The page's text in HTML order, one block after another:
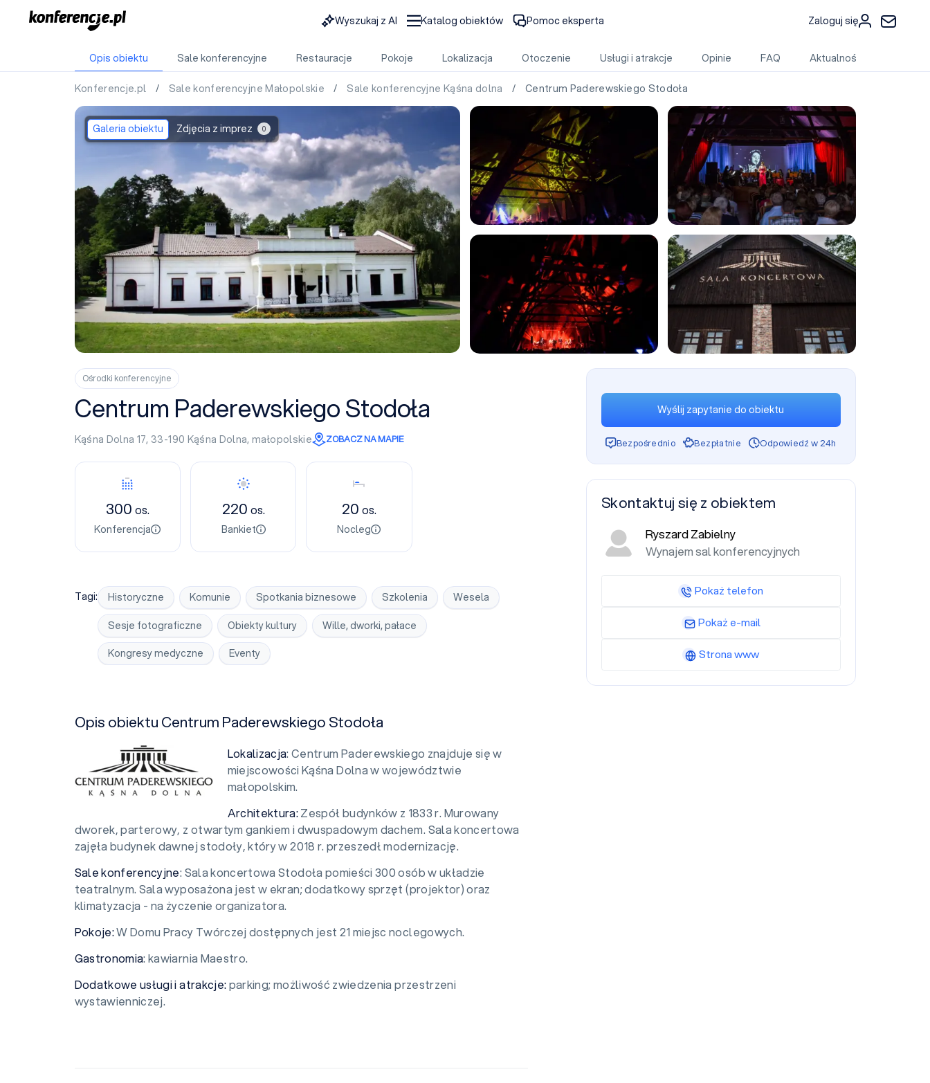
Wyszukaj z AI Katalog obiektów Pomoc eksperta Zaloguj się
Opis obiektu Sale konferencyjne Restauracje Pokoje Lokalizacja Otoczenie Usługi i atrakcje Opinie FAQ Aktualności
Konferencje.pl / Sale konferencyjne Małopolskie / Sale konferencyjne Kąśna dolna / Centrum Paderewskiego Stodoła
Galeria obiektu Zdjęcia z imprez 0
+2
Ośrodki konferencyjne
Centrum Paderewskiego Stodoła
Kąśna Dolna 17, 33-190 Kąśna Dolna,małopolskie ZOBACZ NA MAPIE
Konferencja
300 os.
Konferencja
Bankiet
220 os.
Bankiet
Nocleg
20 os.
Nocleg
Tagi: Historyczne Komunie Spotkania biznesowe Szkolenia Wesela
Sesje fotograficzne Obiekty kultury Wille, dworki, pałace
Kongresy medyczne Eventy
Opis obiektu Centrum Paderewskiego Stodoła
Lokalizacja: Centrum Paderewskiego znajduje się w
miejscowości Kąśna Dolna w województwie
małopolskim.
Architektura:Zespół budynków z 1833 r. Murowany
dworek, parterowy, z otwartym gankiem i dwuspadowym dachem. Sala koncertowa
zajęła budynek dawnej stodoły, który w 2018 r. przeszedł modernizację.
Sale konferencyjne: Sala koncertowa Stodoła pomieści 300 osób w układzie
teatralnym. Sala wyposażona jest w ekran; dodatkowy sprzęt (projektor) oraz
klimatyzacja - na życzenie organizatora.
Pokoje:W Domu Pracy Twórczej dostępnych jest 21 miejsc noclegowych.
Gastronomia: kawiarnia Maestro.
Dodatkowe usługi i atrakcje:parking; możliwość zwiedzenia przestrzeni
wystawienniczej.
Wyślij zapytanie do obiektu
Bezpośrednio Bezpłatnie Odpowiedź w 24h
Skontaktuj się z obiektem
Ryszard Zabielny
Wynajem sal konferencyjnych
Pokaż telefon
Pokaż e-mail
Strona www